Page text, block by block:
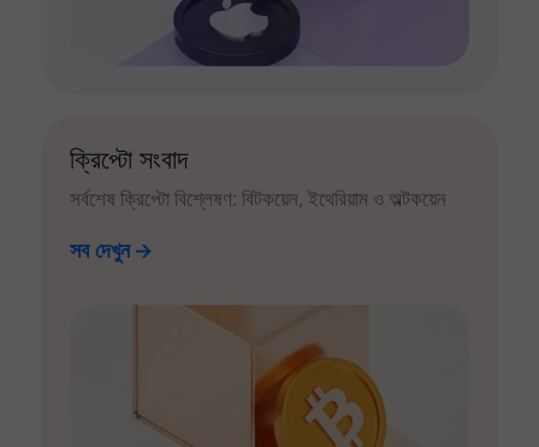
ক্রিপ্টো সংবাদ
সর্বশেষ ক্রিপ্টো বিশ্লেষণ: বিটকয়েন, ইথেরিয়াম ও অল্টকয়েন
সব দেখুন